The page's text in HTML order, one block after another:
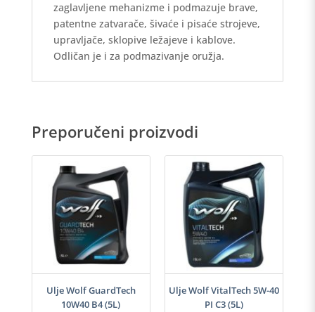
zaglavljene mehanizme i podmazuje brave,
patentne zatvarače, šivaće i pisaće strojeve,
upravljače, sklopive ležajeve i kablove.
Odličan je i za podmazivanje oružja.
Preporučeni proizvodi
Ulje Wolf GuardTech
10W40 B4 (5L)
Ulje Wolf VitalTech 5W-40
PI C3 (5L)